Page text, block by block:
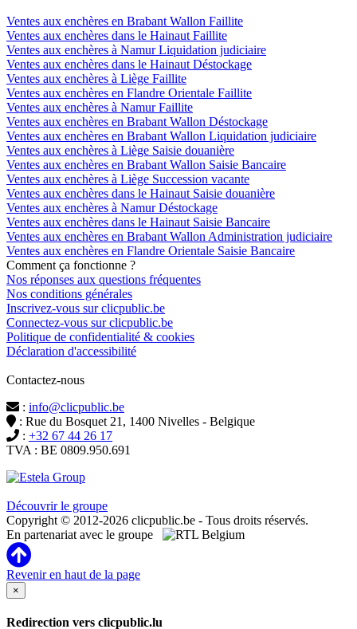
Ventes aux enchères en Brabant Wallon Faillite
Ventes aux enchères dans le Hainaut Faillite
Ventes aux enchères à Namur Liquidation judiciaire
Ventes aux enchères dans le Hainaut Déstockage
Ventes aux enchères à Liège Faillite
Ventes aux enchères en Flandre Orientale Faillite
Ventes aux enchères à Namur Faillite
Ventes aux enchères en Brabant Wallon Déstockage
Ventes aux enchères en Brabant Wallon Liquidation judiciaire
Ventes aux enchères à Liège Saisie douanière
Ventes aux enchères en Brabant Wallon Saisie Bancaire
Ventes aux enchères à Liège Succession vacante
Ventes aux enchères dans le Hainaut Saisie douanière
Ventes aux enchères à Namur Déstockage
Ventes aux enchères dans le Hainaut Saisie Bancaire
Ventes aux enchères en Brabant Wallon Administration judiciaire
Ventes aux enchères en Flandre Orientale Saisie Bancaire
Comment ça fonctionne ?
Nos réponses aux questions fréquentes
Nos conditions générales
Inscrivez-vous sur clicpublic.be
Connectez-vous sur clicpublic.be
Politique de confidentialité & cookies
Déclaration d'accessibilité
Contactez-nous
: info@clicpublic.be
: Rue du Bosquet 21, 1400 Nivelles - Belgique
: +32 67 44 26 17
TVA : BE 0809.950.691
Découvrir le groupe
Copyright © 2012-2026 clicpublic.be - Tous droits réservés.
En partenariat avec le groupe
Revenir en haut de la page
×
Redirection vers clicpublic.lu